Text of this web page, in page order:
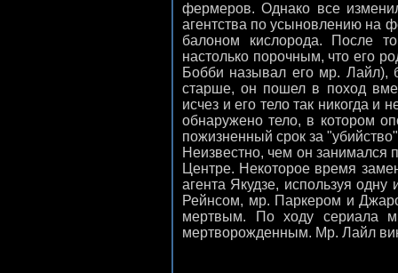
фермеров. Однако все
агентства по усыновлению на
балоном кислорода. После
настолько порочным, что его
Бобби называл его мр. Лайл),
старше, он пошел в поход
исчез и его тело так никогда
обнаружено тело, в котором
пожизненный срок за
Неизвестно, чем он занимался
Центре. Некоторое время
агента Якудзе, используя
Рейнсом, мр. Паркером и
мертвым. По ходу сериала
мертворожденным. Мр. Лайл